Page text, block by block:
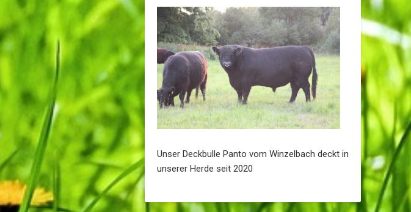
Unser Deckbulle Panto vom Winzelbach deckt in
unserer Herde seit 2020